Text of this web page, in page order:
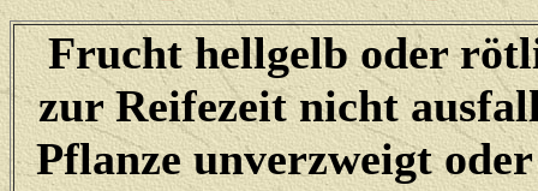
Frucht hellgelb oder
zur Reifezeit nicht
Pflanze unverzweigt